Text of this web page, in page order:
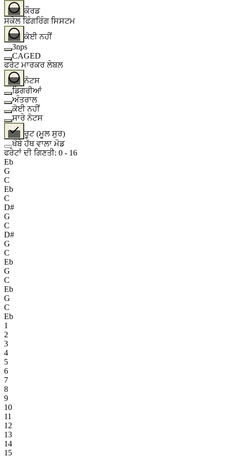
ਕੌਰਡ
ਸਕੇਲ ਫਿੰਗਰਿੰਗ ਸਿਸਟਮ
ਕੋਈ ਨਹੀਂ
3nps
CAGED
ਫਰੇਟ ਮਾਰਕਰ ਲੇਬਲ
ਨੋਟਸ
ਡਿਗਰੀਆਂ
ਅੰਤਰਾਲ
ਕੋਈ ਨਹੀਂ
ਸਾਰੇ ਨੋਟਸ
ਰੂਟ (ਮੂਲ ਸੁਰ)
ਖੱਬੇ ਹੱਥ ਵਾਲਾ ਮੋਡ
ਫਰੇਟਾਂ ਦੀ ਗਿਣਤੀ: 0 - 16
Eb
G
C
Eb
C
D#
G
C
D#
G
C
Eb
G
C
Eb
G
C
Eb
1
2
3
4
5
6
7
8
9
10
11
12
13
14
15